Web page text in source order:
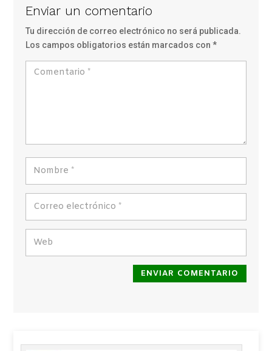
Enviar un comentario
Tu dirección de correo electrónico no será publicada.
Los campos obligatorios están marcados con*
ENVIAR COMENTARIO